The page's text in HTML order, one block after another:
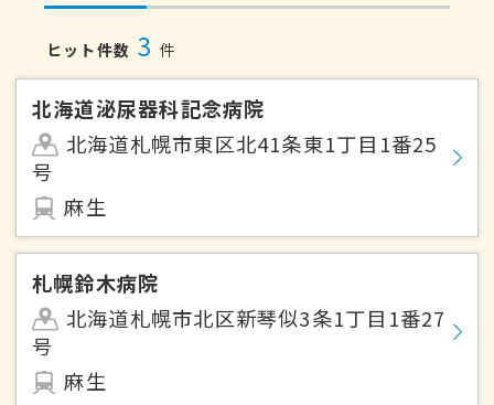
ヒット件数 3 件
北海道泌尿器科記念病院
北海道札幌市東区北41条東1丁目1番25
号
麻生
札幌鈴木病院
北海道札幌市北区新琴似3条1丁目1番27
号
麻生